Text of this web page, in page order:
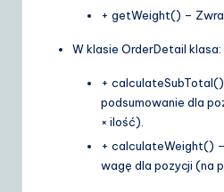
+ getWeight() –
W klasie OrderDetail klasa:
+ calculateSubTotal()
podsumowanie dla
× ilość).
+ calculateWeight()
wagę dla pozycji (na